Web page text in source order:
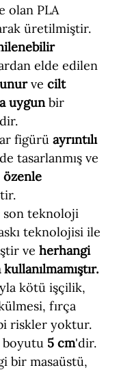
olan PLA
üretilmiştir.
elde edilen
ve cilt
uygunbir
figürü ayrıntılı
tasarlanmış ve
özenle
son teknoloji
teknolojisi ile
ve herhangi
kötü işçilik,
fırça
riskler yoktur.
boyutu 5 cm'dir.
bir masaüstü,